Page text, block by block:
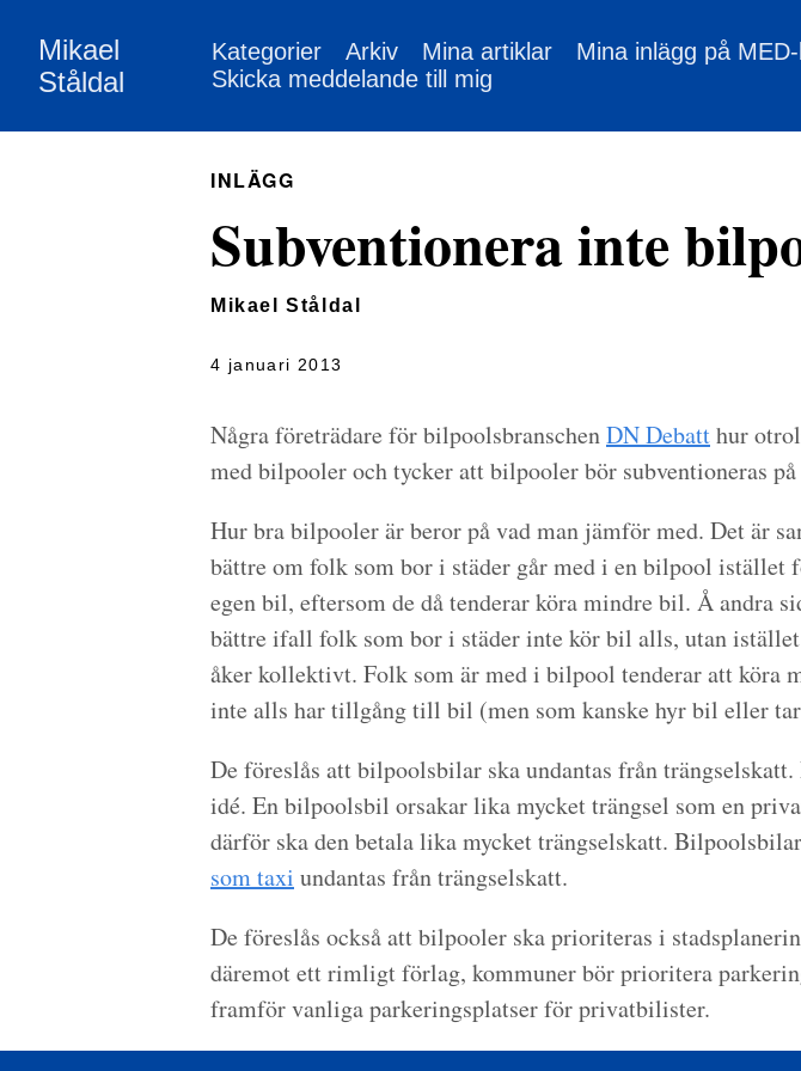
Mikael
Ståldal
Kategorier Arkiv Mina artiklar Mina inlägg på
Skicka meddelande till mig
INLÄGG
Subventionera inte
Mikael Ståldal
4 januari 2013
Några företrädare för bilpoolsbranschenDN Debatthur
med bilpooler och tycker att bilpooler bör subventioneras
Hur bra bilpooler är beror på vad man jämför med. Det är
bättre om folk som bor i städer går med i en bilpool istället
egen bil, eftersom de då tenderar köra mindre bil. Å andra
bättre ifall folk som bor i städer inte kör bil alls, utan
åker kollektivt. Folk som är med i bilpool tenderar att köra
inte alls har tillgång till bil (men som kanske hyr bil eller
De föreslås att bilpoolsbilar ska undantas från
idé. En bilpoolsbil orsakar lika mycket trängsel som en
därför ska den betala lika mycket trängselskatt.
som taxi undantas från trängselskatt.
De föreslås också att bilpooler ska prioriteras i
däremot ett rimligt förlag, kommuner bör prioritera
framför vanliga parkeringsplatser för privatbilister.